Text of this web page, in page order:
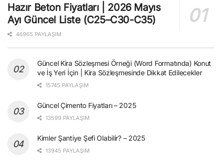
Hazır Beton Fiyatları | 2026 Mayıs
Ayı Güncel Liste (C25–C30-C35)
46965 PAYLAŞIM
Güncel Kira Sözleşmesi Örneği (Word Formatında) Konut
ve İş Yeri İçin | Kira Sözleşmesinde Dikkat Edilecekler
15745 PAYLAŞIM
Güncel Çimento Fiyatları – 2025
13599 PAYLAŞIM
Kimler Şantiye Şefi Olabilir? – 2025
13945 PAYLAŞIM